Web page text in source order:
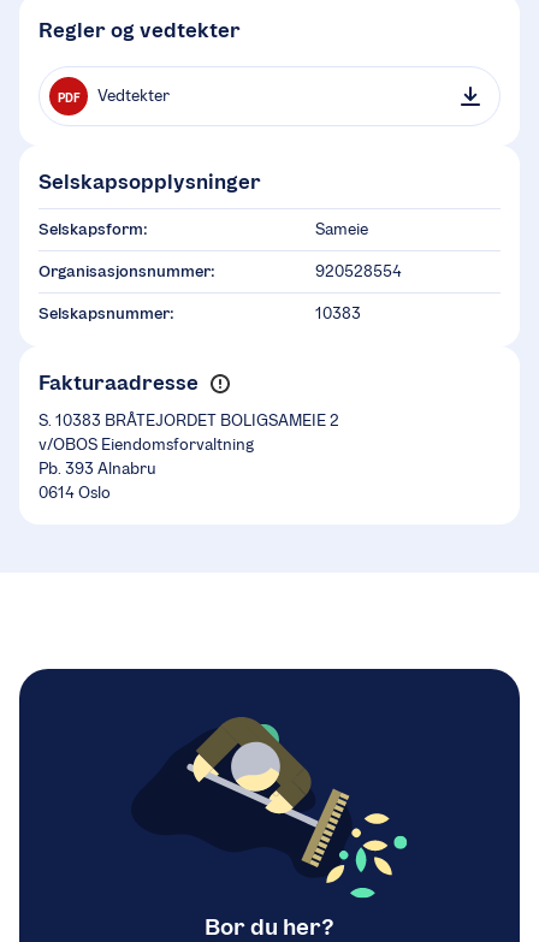
Regler og vedtekter
PDF Vedtekter
Selskapsopplysninger
Selskapsform: Sameie
Organisasjonsnummer: 920528554
Selskapsnummer: 10383
Fakturaadresse
S. 10383 BRÅTEJORDET BOLIGSAMEIE 2
v/OBOS Eiendomsforvaltning
Pb. 393 Alnabru
0614 Oslo
Bor du her?